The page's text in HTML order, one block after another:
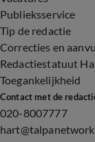
Publieksservice
Tip de redactie
Correcties en
Redactiestatuut
Toegankelijkheid
Contact met de
020-8007777